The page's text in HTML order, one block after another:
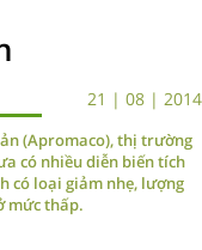
21 | 08 | 2014
(Apromaco), thị trường
có nhiều diễn biến tích
có loại giảm nhẹ, lượng
mức thấp.